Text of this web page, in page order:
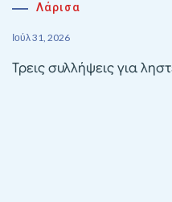
Λάρισα
Ιούλ 31, 2026
Τρεις συλλήψεις για